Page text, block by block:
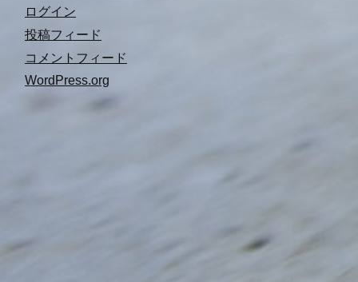
ログイン
投稿フィード
コメントフィード
WordPress.org